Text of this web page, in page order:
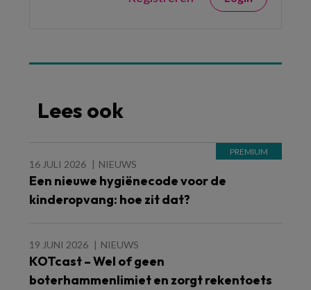
Lees ook
16 JULI 2026 NIEUWS
Een nieuwe hygiënecode voor de
kinderopvang: hoe zit dat?
19 JUNI 2026 NIEUWS
KOTcast – Wel of geen
boterhammenlimiet en zorgt rekentoets